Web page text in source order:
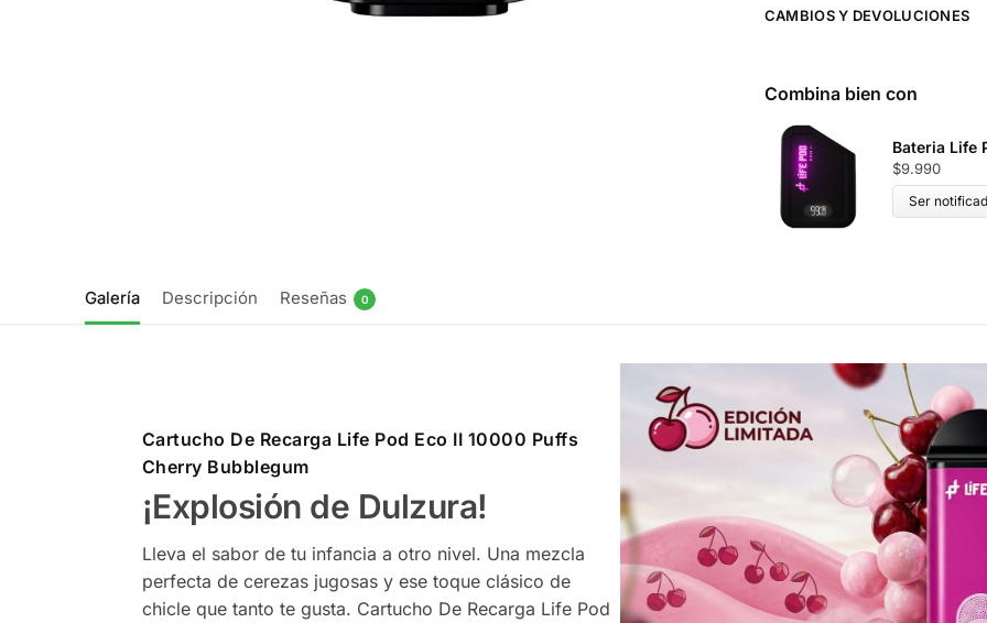
CAMBIOS Y DEVOLUCIONES
Combina bien con
Bateria Life
$9.990
Ser
Galería Descripción Reseñas 0
Cartucho De Recarga Life Pod Eco II 10000 Puffs
Cherry Bubblegum
¡Explosión de Dulzura!
Lleva el sabor de tu infancia a otro nivel. Una mezcla
perfecta de cerezas jugosas y ese toque clásico de
chicle que tanto te gusta. Cartucho De Recarga Life Pod